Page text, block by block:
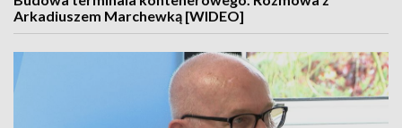
Arkadiuszem Marchewką [WIDEO]